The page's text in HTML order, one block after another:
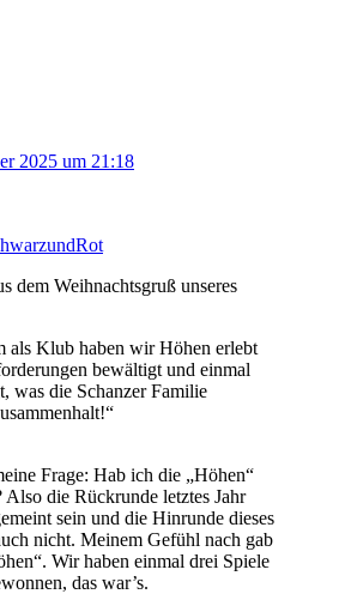
2025 um 21:18
dem Weihnachtsgruß unseres
als Klub haben wir Höhen erlebt
bewältigt und einmal
was die Schanzer Familie
Frage: Hab ich die „Höhen“
Also die Rückrunde letztes Jahr
sein und die Hinrunde dieses
nicht. Meinem Gefühl nach gab
Wir haben einmal drei Spiele
das war’s.